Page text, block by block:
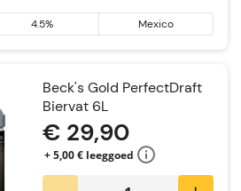
4.5% Mexico
Beck's Gold PerfectDraft
Biervat 6L
€ 29,90
+ 5,00 € leeggoed